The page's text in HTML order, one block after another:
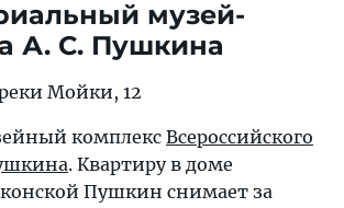
музей-
А. С. Пушкина
Мойки, 12
комплекс Всероссийского
. Квартиру в доме
Пушкин снимает за